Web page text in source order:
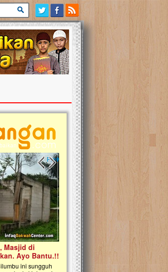
Previous slide
Next slide
Ayo Ulurkan
dukungan
di Gaza demi
situasi
dengan
Open Donasi Wakaf
Rumah Qur'an & TK Islam
Najjah di Jonggol
Saat ini, Ulurtangan bersama Yayasan
Najjahtul Islam Jonggol sedang merintis
pembangunan Rumah Qur’an dan
kanak Islam Terpadu (TKIT) An Najjah
Gedung Majelis Taklim di Jonggol,...